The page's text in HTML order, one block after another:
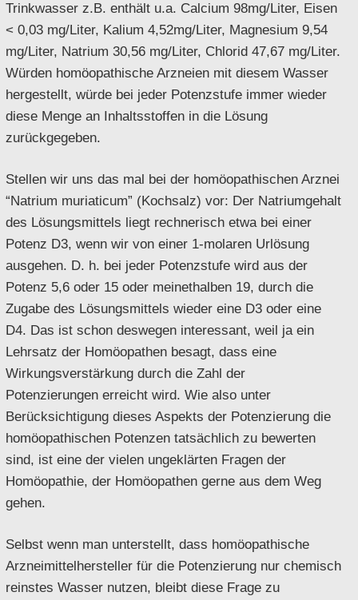
Trinkwasser z.B. enthält u.a. Calcium 98mg/Liter, Eisen
< 0,03 mg/Liter, Kalium 4,52mg/Liter, Magnesium 9,54
mg/Liter, Natrium 30,56 mg/Liter, Chlorid 47,67 mg/Liter.
Würden homöopathische Arzneien mit diesem Wasser
hergestellt, würde bei jeder Potenzstufe immer wieder
diese Menge an Inhaltsstoffen in die Lösung
zurückgegeben.
Stellen wir uns das mal bei der homöopathischen Arznei
“Natrium muriaticum” (Kochsalz) vor: Der Natriumgehalt
des Lösungsmittels liegt rechnerisch etwa bei einer
Potenz D3, wenn wir von einer 1-molaren Urlösung
ausgehen. D. h. bei jeder Potenzstufe wird aus der
Potenz 5,6 oder 15 oder meinethalben 19, durch die
Zugabe des Lösungsmittels wieder eine D3 oder eine
D4. Das ist schon deswegen interessant, weil ja ein
Lehrsatz der Homöopathen besagt, dass eine
Wirkungsverstärkung durch die Zahl der
Potenzierungen erreicht wird. Wie also unter
Berücksichtigung dieses Aspekts der Potenzierung die
homöopathischen Potenzen tatsächlich zu bewerten
sind, ist eine der vielen ungeklärten Fragen der
Homöopathie, der Homöopathen gerne aus dem Weg
gehen.
Selbst wenn man unterstellt, dass homöopathische
Arzneimittelhersteller für die Potenzierung nur chemisch
reinstes Wasser nutzen, bleibt diese Frage zu